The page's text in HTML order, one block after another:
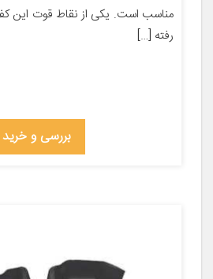
مناسب است. یکی از نقاط قوت این
رفته […]
بررسی و خرید